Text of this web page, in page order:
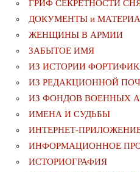
ГРИФ СЕКРЕТНОСТИ
ДОКУМЕНТЫ и
ЖЕНЩИНЫ В АРМИИ
ЗАБЫТОЕ ИМЯ
ИЗ ИСТОРИИ
ИЗ РЕДАКЦИОННОЙ
ИЗ ФОНДОВ ВОЕННЫХ
ИМЕНА И СУДЬБЫ
ИНТЕРНЕТ-
ИНФОРМАЦИОННОЕ
ИСТОРИОГРАФИЯ